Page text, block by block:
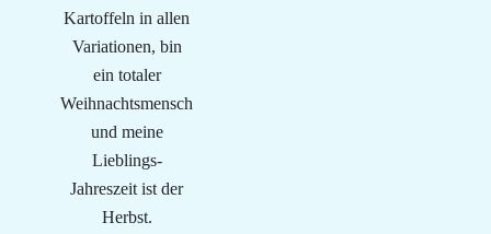
Kartoffeln in allen
Variationen, bin
ein totaler
Weihnachtsmensch
und meine
Lieblings-
Jahreszeit ist der
Herbst.